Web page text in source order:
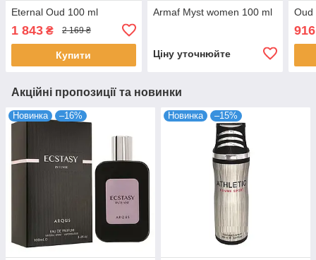
Eternal Oud 100 ml
1 843 ₴ 2 169 ₴
Купити
Armaf Myst women 100 ml
Ціну уточнюйте
Oud
916
Акційні пропозиції та новинки
Новинка –16% Новинка –15%